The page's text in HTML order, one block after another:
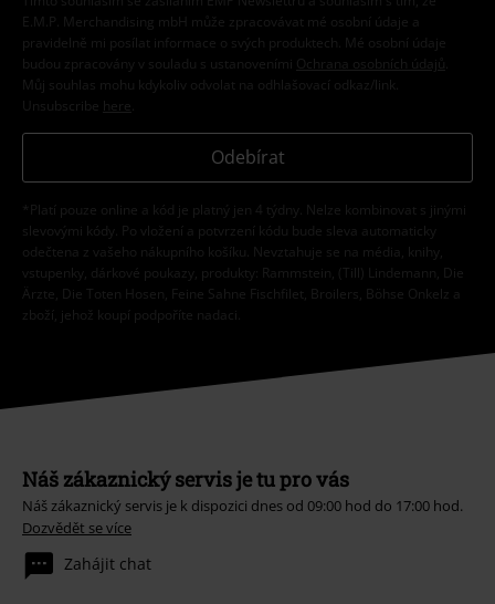
E.M.P. Merchandising mbH může zpracovávat mé osobní údaje a
pravidelně mi posílat informace o svých produktech. Mé osobní údaje
budou zpracovány v souladu s ustanoveními
Ochrana osobních údajů
Můj souhlas mohu kdykoliv odvolat na odhlašovací odkaz/link.
Unsubscribe here
Odebírat
*Platí pouze online a kód je platný jen 4 týdny. Nelze kombinovat s jinými
slevovými kódy. Po vložení a potvrzení kódu bude sleva automaticky
odečtena z vašeho nákupního košíku. Nevztahuje se na média, knihy,
vstupenky, dárkové poukazy, produkty: Rammstein, (Till) Lindemann, Die
Ärzte, Die Toten Hosen, Feine Sahne Fischfilet, Broilers, Böhse Onkelz a
zboží, jehož koupí podpoříte nadaci.
Náš zákaznický servis je tu pro vás
Náš zákaznický servis je k dispozici dnes od 09:00 hod do 17:00 hod.
Dozvědět se více
Zahájit chat